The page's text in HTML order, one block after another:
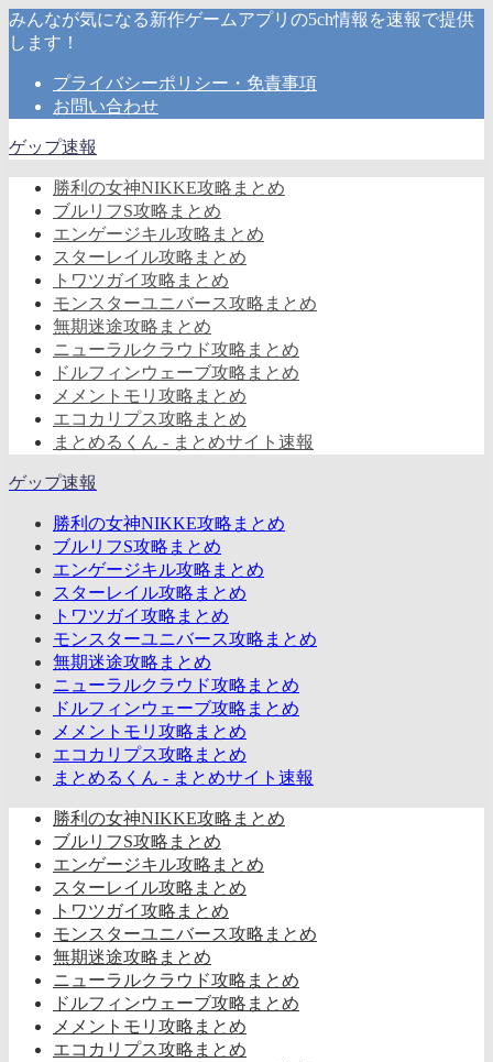
みんなが気になる新作ゲームアプリの5ch情報を速報で提供
します！
プライバシーポリシー・免責事項
お問い合わせ
ゲップ速報
勝利の女神NIKKE攻略まとめ
ブルリフS攻略まとめ
エンゲージキル攻略まとめ
スターレイル攻略まとめ
トワツガイ攻略まとめ
モンスターユニバース攻略まとめ
無期迷途攻略まとめ
ニューラルクラウド攻略まとめ
ドルフィンウェーブ攻略まとめ
メメントモリ攻略まとめ
エコカリプス攻略まとめ
まとめるくん - まとめサイト速報
ゲップ速報
勝利の女神NIKKE攻略まとめ
ブルリフS攻略まとめ
エンゲージキル攻略まとめ
スターレイル攻略まとめ
トワツガイ攻略まとめ
モンスターユニバース攻略まとめ
無期迷途攻略まとめ
ニューラルクラウド攻略まとめ
ドルフィンウェーブ攻略まとめ
メメントモリ攻略まとめ
エコカリプス攻略まとめ
まとめるくん - まとめサイト速報
勝利の女神NIKKE攻略まとめ
ブルリフS攻略まとめ
エンゲージキル攻略まとめ
スターレイル攻略まとめ
トワツガイ攻略まとめ
モンスターユニバース攻略まとめ
無期迷途攻略まとめ
ニューラルクラウド攻略まとめ
ドルフィンウェーブ攻略まとめ
メメントモリ攻略まとめ
エコカリプス攻略まとめ